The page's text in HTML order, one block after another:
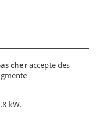
cheraccepte des
kW.